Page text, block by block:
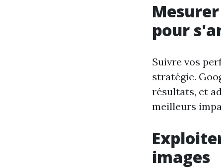
pour
Suivre vos
stratégie.
résultats, et
meilleurs
images